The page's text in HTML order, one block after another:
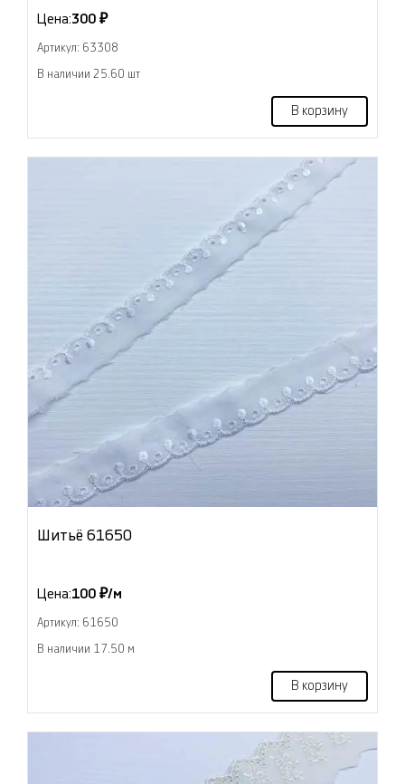
Цена:300 ₽
Артикул: 63308
В наличии 25.60 шт
В корзину
Шитьё 61650
Цена:100 ₽/м
Артикул: 61650
В наличии 17.50 м
В корзину